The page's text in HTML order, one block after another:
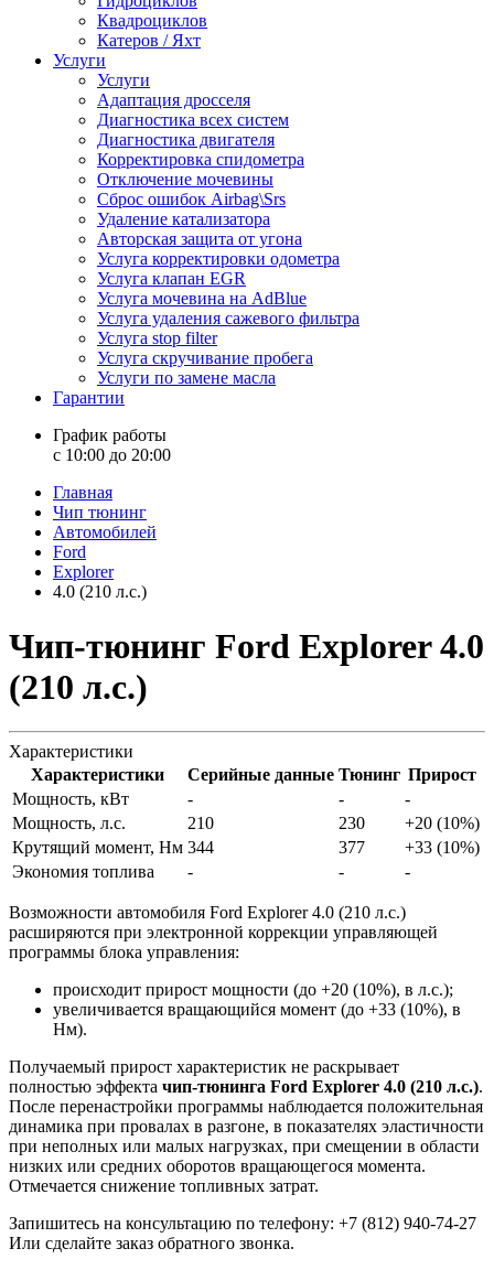
Квадроциклов
Катеров / Яхт
Услуги
Услуги
Адаптация дросселя
Диагностика всех систем
Диагностика двигателя
Корректировка спидометра
Отключение мочевины
Сброс ошибок Airbag\Srs
Удаление катализатора
Авторская защита от угона
Услуга корректировки одометра
Услуга клапан EGR
Услуга мочевина на AdBlue
Услуга удаления сажевого фильтра
Услуга stop filter
Услуга скручивание пробега
Услуги по замене масла
Гарантии
График работы
с 10:00 до 20:00
Главная
Чип тюнинг
Автомобилей
Ford
Explorer
4.0 (210 л.с.)
Чип-тюнинг Ford Explorer 4.0
(210 л.с.)
Характеристики
Характеристики
Серийные данные Тюнинг Прирост
Мощность, кВт
- -
-
Мощность, л.с.
210 230
+20 (10%)
Крутящий момент, Нм 344 377
+33 (10%)
Экономия топлива
- - -
Возможности автомобиля Ford Explorer 4.0 (210 л.с.)
расширяются при электронной коррекции управляющей
программы блока управления:
происходит прирост мощности (до +20 (10%), в л.с.);
увеличивается вращающийся момент (до +33 (10%), в
Нм).
Получаемый прирост характеристик не раскрывает
полностью эффекта чип-тюнинга Ford Explorer 4.0 (210 л.с.).
После перенастройки программы наблюдается положительная
динамика при провалах в разгоне, в показателях эластичности
при неполных или малых нагрузках, при смещении в области
низких или средних оборотов вращающегося момента.
Отмечается снижение топливных затрат.
Запишитесь на консультацию по телефону: +7 (812) 940-74-27
Или сделайте заказ обратного звонка.